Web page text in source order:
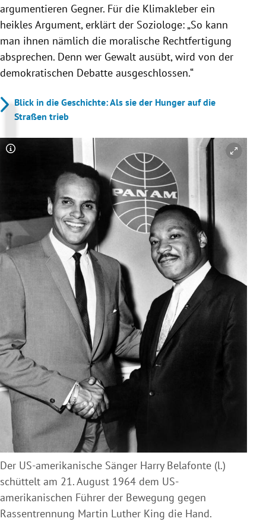
argumentieren Gegner. Für die Klimakleber ein
heikles Argument, erklärt der Soziologe: „So kann
man ihnen nämlich die moralische Rechtfertigung
absprechen. Denn wer Gewalt ausübt, wird von der
demokratischen Debatte ausgeschlossen.“
Blick in die Geschichte: Als sie der Hunger auf die
Straßen trieb
Copyright-Hinweis öffnen/schließen
Der US-amerikanische Sänger Harry Belafonte (l.)
schüttelt am 21. August 1964 dem US-
amerikanischen Führer der Bewegung gegen
Rassentrennung Martin Luther King die Hand.